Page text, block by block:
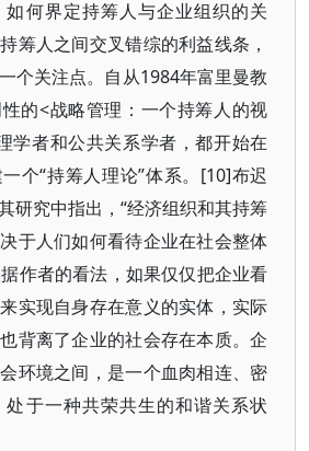
何界定持筹人与企业组织的关
筹人之间交叉错综的利益线条，
个关注点。自从1984年富里曼教
的<战略管理：一个持筹人的视
学者和公共关系学者，都开始在
个“持筹人理论”体系。[10]布迟
研究中指出，“经济组织和其持筹
于人们如何看待企业在社会整体
作者的看法，如果仅仅把企业看
实现自身存在意义的实体，实际
背离了企业的社会存在本质。企
环境之间，是一个血肉相连、密
于一种共荣共生的和谐关系状